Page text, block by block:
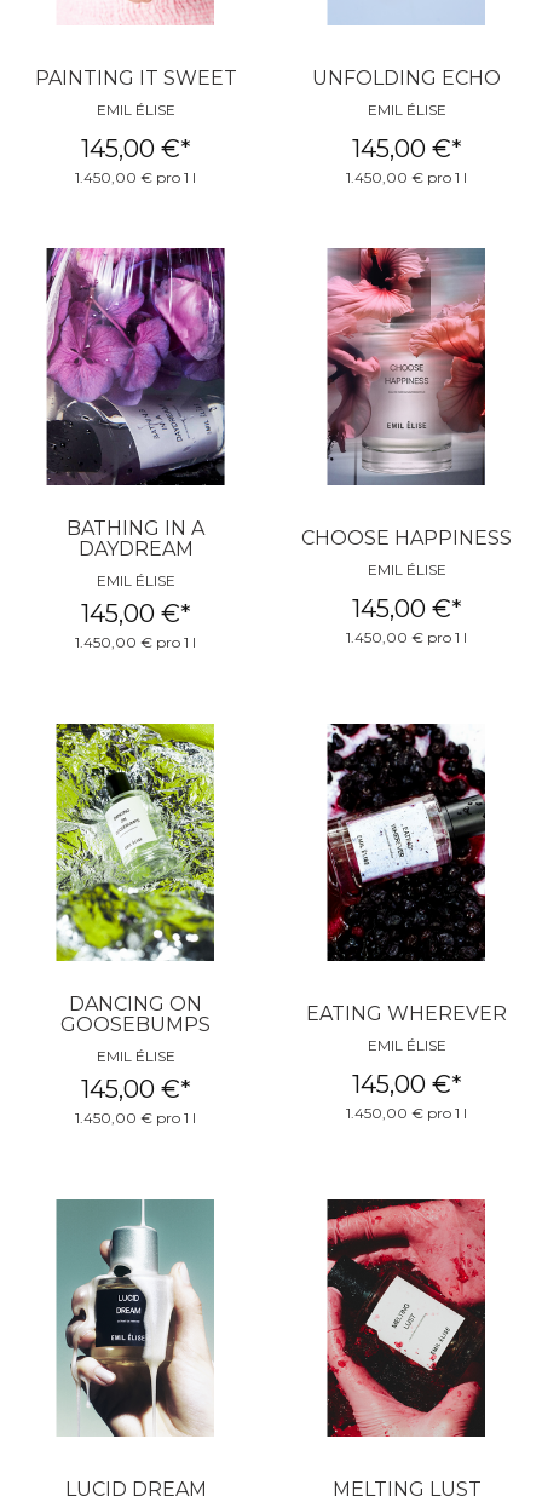
PAINTING IT SWEET
EMIL ÉLISE
145,00 €*
1.450,00 € pro 1 l
UNFOLDING ECHO
EMIL ÉLISE
145,00 €*
1.450,00 € pro 1 l
BATHING IN A
DAYDREAM
EMIL ÉLISE
145,00 €*
1.450,00 € pro 1 l
CHOOSE HAPPINESS
EMIL ÉLISE
145,00 €*
1.450,00 € pro 1 l
DANCING ON
GOOSEBUMPS
EMIL ÉLISE
145,00 €*
1.450,00 € pro 1 l
EATING WHEREVER
EMIL ÉLISE
145,00 €*
1.450,00 € pro 1 l
LUCID DREAM MELTING LUST